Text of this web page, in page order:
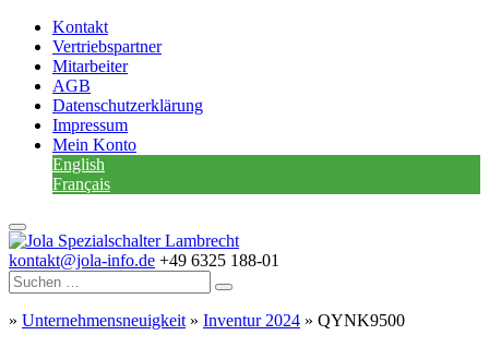
Kontakt
Vertriebspartner
Mitarbeiter
AGB
Datenschutzerklärung
Impressum
Mein Konto
English
Français
kontakt@jola-info.de +49 6325 188-01
» Unternehmensneuigkeit » Inventur 2024 » QYNK9500